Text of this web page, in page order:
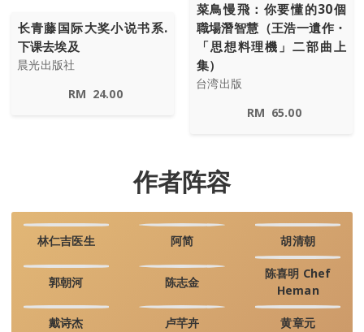
长青藤国际大奖小说书系.
下课去埃及
晨光出版社
RM 24.00
菜鳥慢飛：你要懂的30個
職場潛智慧（王浩一遺作・
「思想料理機」二部曲上
集）
台湾出版
RM 65.00
作者阵容
林仁吉医生 阿简 胡清朝
郭朝河 陈志金
陈喜明 Chef
Heman
戴诗杰 卢芊卉 黄章元